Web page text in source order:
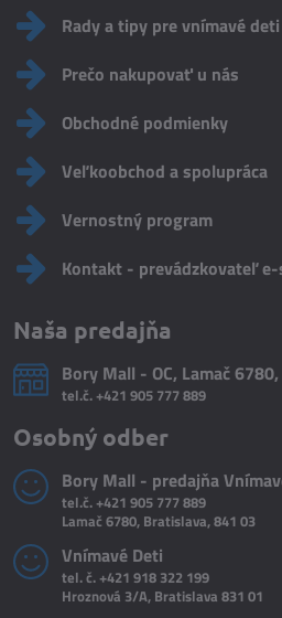
Rady a tipy pre vnímavé deti
Prečo nakupovať u nás
Obchodné podmienky
Veľkoobchod a spolupráca
Vernostný program
Kontakt - prevádzkovateľ
Naša predajňa
Bory Mall - OC, Lamač
tel.č.+421 905 777 889
Osobný odber
Bory Mall - predajňa
tel.č.+421 905 777 889
Lamač 6780, Bratislava, 841 03
Vnímavé Deti
tel. č.+421 918 322 199
Hroznová 3/A, Bratislava 831 01